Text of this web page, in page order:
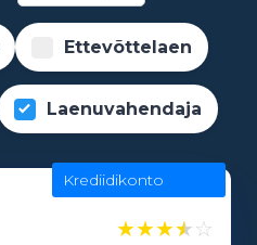
Ettevõttelaen
Laenuvahendaja
★★★★☆
Krediidikonto